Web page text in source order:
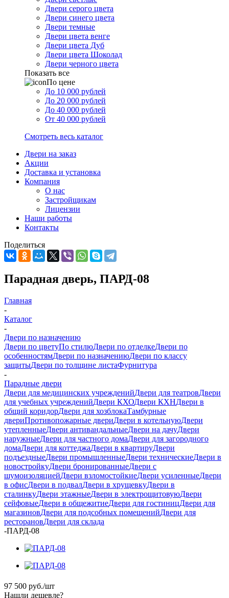
Двери серого цвета
Двери синего цвета
Двери темные
Двери цвета венге
Двери цвета Дуб
Двери цвета Шоколад
Двери черного цвета
Показать все
По цене
До 10 000 рублей
До 20 000 рублей
До 40 000 рублей
От 40 000 рублей
Смотреть весь каталог
Двери на заказ
Акции
Доставка и установка
Компания
О нас
Застройщикам
Лицензии
Наши работы
Контакты
Поделиться
Парадная дверь, ПАРД-08
Главная
-
Каталог
-
Двери по назначению
Двери по цветуПо стилюДвери по отделкеДвери по
особенностямДвери по назначениюДвери по классу
защитыДвери по толщине листаФурнитура
-
Парадные двери
Двери для медицинских учрежденийДвери для театровДвери
для учебных учрежденийДвери КХОДвери КХНДвери в
общий коридорДвери для хозблокаТамбурные
двериПротивопожарные двериДвери в котельнуюДвери
утепленныеДвери антивандальныеДвери на дачуДвери
наружныеДвери для частного домаДвери для загородного
домаДвери для коттеджаДвери в квартируДвери
подъездныеДвери промышленныеДвери техническиеДвери в
новостройкуДвери бронированныеДвери с
шумоизоляциейДвери взломостойкиеДвери усиленныеДвери
в офисДвери в подвалДвери в хрущевкуДвери в
сталинкуДвери этажныеДвери в электрощитовуюДвери
сейфовыеДвери в общежитиеДвери для гостиницДвери для
магазиновДвери для подсобных помещенийДвери для
ресторановДвери для склада
-ПАРД-08
97 500 руб./шт
Нашли дешевле?